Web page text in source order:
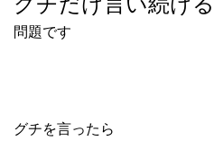
問題です
グチを言ったら